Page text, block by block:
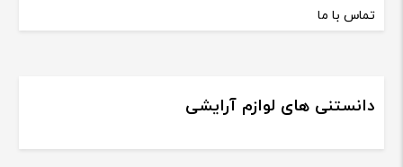
تماس با ما
دانستنی های لوازم آرایشی